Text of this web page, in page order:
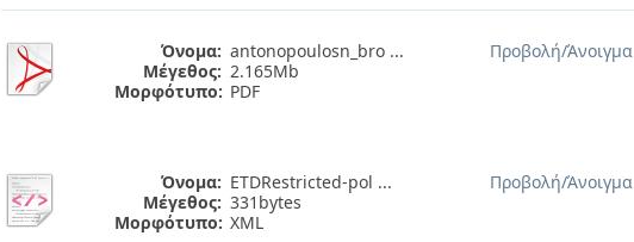
Όνομα: antonopoulosn_bro ...
Μέγεθος: 2.165Mb
Μορφότυπο: PDF
Προβολή/Άνοιγμα
Όνομα: ETDRestricted-pol ...
Μέγεθος: 331bytes
Μορφότυπο: XML
Προβολή/Άνοιγμα